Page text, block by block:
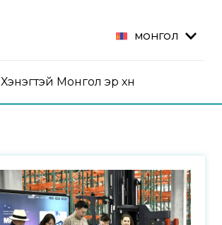
МОНГОЛ
Хэнэгтэй Монгол эр хүн